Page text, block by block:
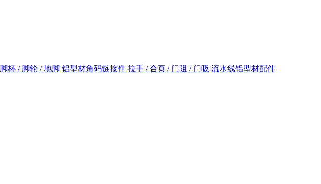
脚杯 / 脚轮 / 地脚 铝型材角码链接件 拉手 / 合页 / 门阻 / 门吸 流水线铝型材配件